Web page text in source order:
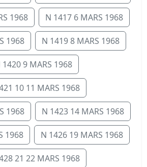
1968 N 1417 6 MARS 1968
1968 N 1419 8 MARS 1968
1420 9 MARS 1968
10 11 MARS 1968
1968 N 1423 14 MARS 1968
1968 N 1426 19 MARS 1968
21 22 MARS 1968